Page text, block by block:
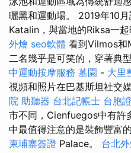
曬黑和運動場。 2019年10
Katalin，與當地的Riksa一起
外燴 seo軟體 看到Vilmos和
二名幾乎是可笑的，穿著典
中運動按摩服務 墓園 - 大里
視頻和照片在巴基斯坦社交
院 助聽器 台北記帳士 台胞
市不同，Cienfuegos中有許
中最值得注意的是裝飾豐富
柬埔寨簽證 Palace。 台北